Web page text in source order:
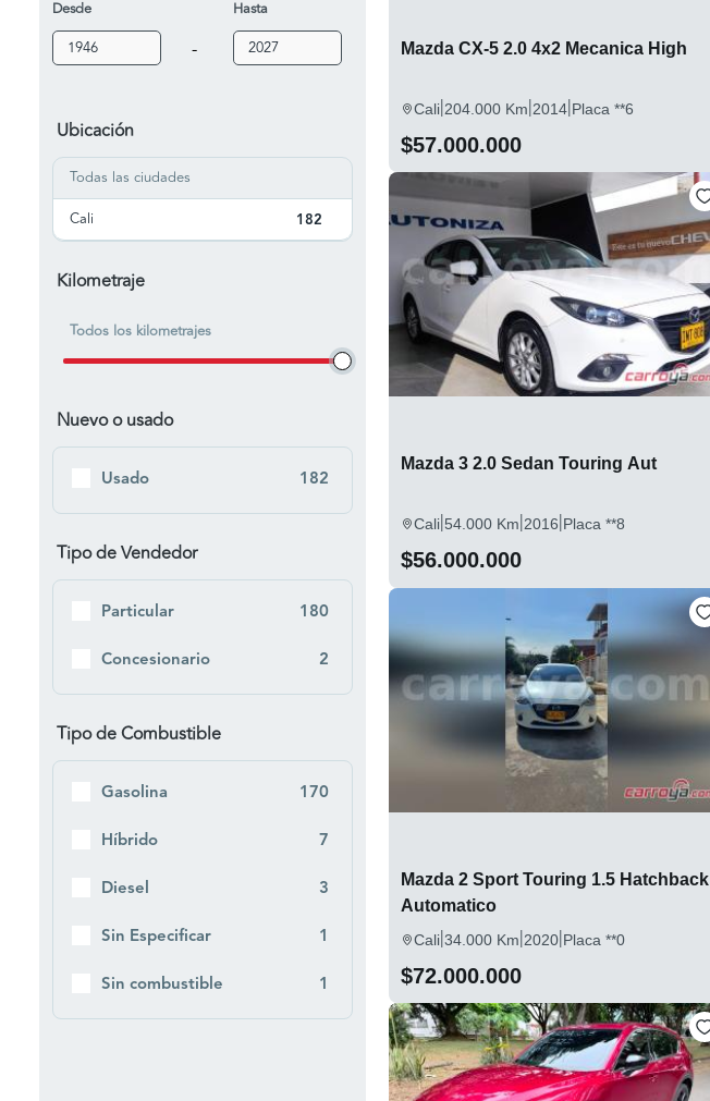
6
626
B2000
B2200
BT-50 3
CX-9
Desde
-
Hasta
Ubicación
Todas las ciudades
Cali
182
Kilometraje
Todos los kilometrajes
Nuevo o usado
Usado 182
Tipo de Vendedor
Particular 180
Concesionario 2
Tipo de Combustible
Gasolina 170
Híbrido 7
Diesel 3
Sin Especificar 1
Sin combustible 1
Mazda CX-5 2.0 4x2 Mecanica High
Cali|204.000 Km|2014|Placa **6
$57.000.000
Mazda 3 2.0 Sedan Touring Aut
Cali|54.000 Km|2016|Placa **8
$56.000.000
Mazda 2 Sport Touring 1.5 Hatchback
Automatico
Cali|34.000 Km|2020|Placa **0
$72.000.000